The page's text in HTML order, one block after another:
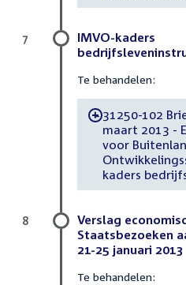
IMVO-kaders
Te behandelen:
-31250-102
maart 2013 -
voor
kaders
7
Verslag
Staatsbezoeken
21-25 januari 2013
Te behandelen:
8